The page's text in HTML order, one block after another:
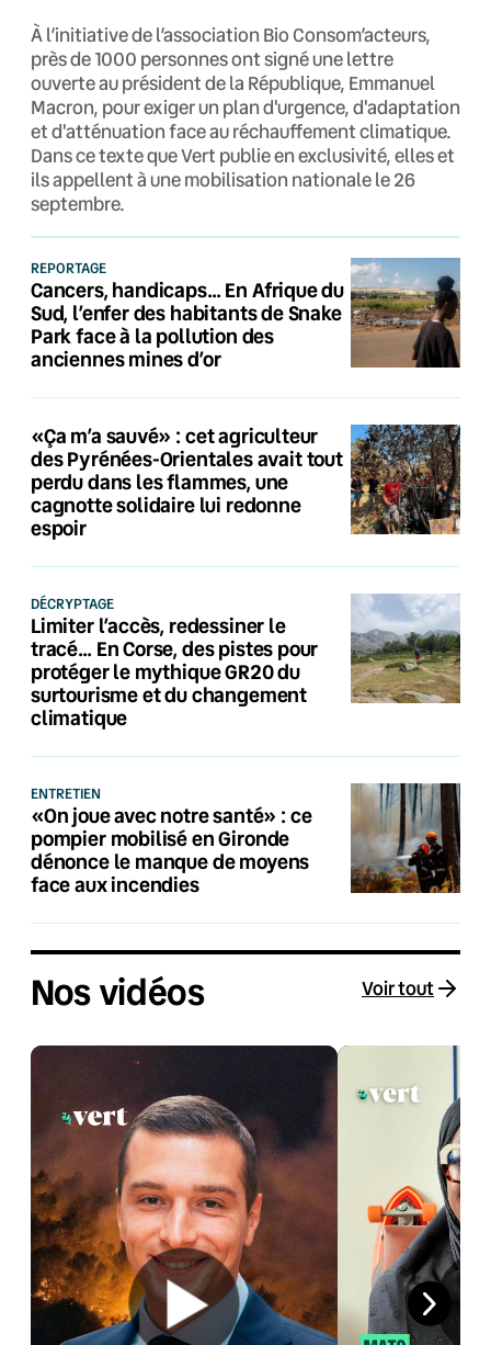
À l’initiative de l’association Bio Consom’acteurs,
près de 1000 personnes ont signé une lettre
ouverte au président de la République, Emmanuel
Macron, pour exiger un plan d'urgence, d'adaptation
et d'atténuation face au réchauffement climatique.
Dans ce texte que Vert publie en exclusivité, elles et
ils appellent à une mobilisation nationale le 26
septembre.
REPORTAGE
Cancers, handicaps… En Afrique du
Sud, l’enfer des habitants de Snake
Park face à la pollution des
anciennes mines d’or
«Ça m’a sauvé» : cet agriculteur
des Pyrénées-Orientales avait tout
perdu dans les flammes, une
cagnotte solidaire lui redonne
espoir
DÉCRYPTAGE
Limiter l’accès, redessiner le
tracé… En Corse, des pistes pour
protéger le mythique GR20 du
surtourisme et du changement
climatique
ENTRETIEN
«On joue avec notre santé» : ce
pompier mobilisé en Gironde
dénonce le manque de moyens
face aux incendies
Nos vidéos Voir tout